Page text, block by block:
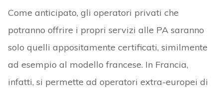
Come anticipato, gli operatori privati che
potranno offrire i propri servizi alle PA saranno
solo quelli appositamente certificati, similmente
ad esempio al modello francese. In Francia,
infatti, si permette ad operatori extra-europei di